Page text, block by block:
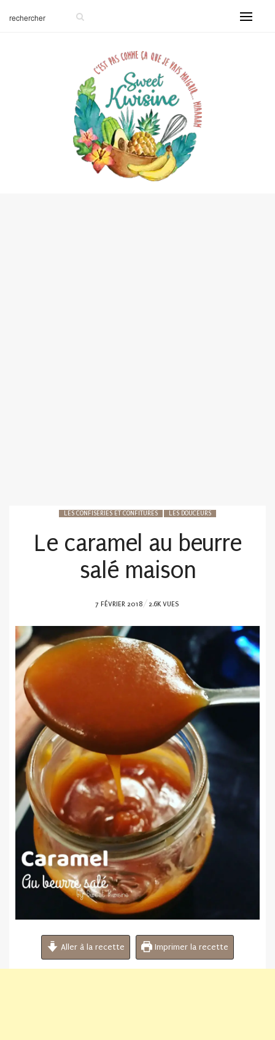
LES CONFISERIES ET CONFITURES LES DOUCEURS
Le caramel au beurre
salé maison
POSTED
7 FÉVRIER 2018 2.6K VUES
Aller à la recette Imprimer la recette